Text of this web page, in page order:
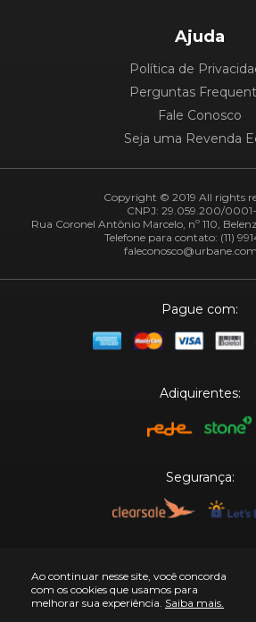
Ao continuar nesse site, você concorda
com os cookies que usamos para
melhorar sua experiência. Saiba mais.
Ajuda
Política de
Perguntas
Fale Conosco
Seja uma Revenda
Copyright © 2019 All rights
CNPJ: 29.059.200/
Rua Coronel Antônio Marcelo, nº 110,
Telefone para contato: (11)
Pague com:
Adiquirentes:
Segurança: